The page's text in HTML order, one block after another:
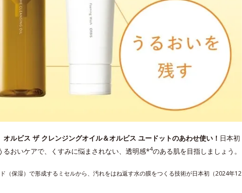
オルビス ザ クレンジングオイル＆オルビス ユードットのあわせ使い！ 日本初
おいケアで、くすみに悩まされない、透明感*4のある肌を目指しましょう。
（保湿）で形成するミセルから、汚れをはね返す水の膜をつくる技術が日本初（2024年12